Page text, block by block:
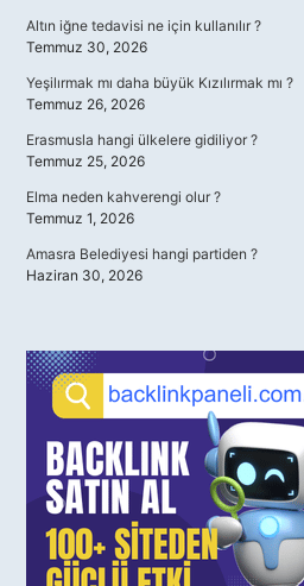
Altın iğne tedavisi ne için kullanılır ?
Temmuz 30, 2026
Yeşilırmak mı daha büyük Kızılırmak mı ?
Temmuz 26, 2026
Erasmusla hangi ülkelere gidiliyor ?
Temmuz 25, 2026
Elma neden kahverengi olur ?
Temmuz 1, 2026
Amasra Belediyesi hangi partiden ?
Haziran 30, 2026